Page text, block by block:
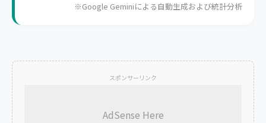
※Google Geminiによる自動生成および統計分析
スポンサーリンク
AdSense Here